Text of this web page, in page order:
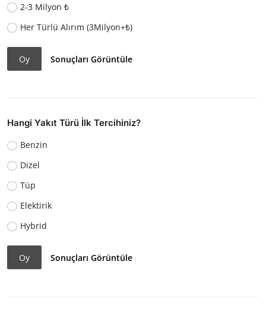
2-3 Milyon ₺
Her Türlü Alırım (3Milyon+₺)
Oy Sonuçları Görüntüle
Hangi Yakıt Türü İlk Tercihiniz?
Benzin
Dizel
Tüp
Elektirik
Hybrid
Oy Sonuçları Görüntüle